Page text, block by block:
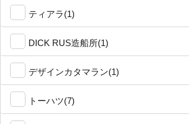
ティアラ(1)
DICK RUS造船所(1)
デザインカタマラン(1)
トーハツ(7)